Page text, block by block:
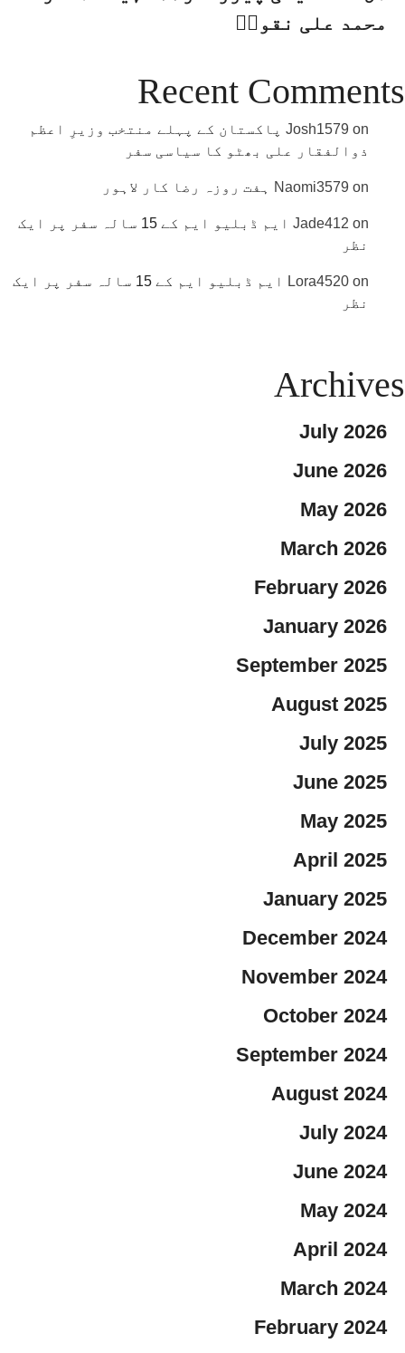
محمد علی نقویؒ
Recent Comments
Josh1579 on
پاکستان کے پہلے منتخب وزیرِ اعظم
ذوالفقار علی بھٹو کا سیاسی سفر
Naomi3579 on ہفت روزہ رضا کار لاہور
Jade412 on
ایم ڈبلیو ایم کے 15 سالہ سفر پر ایک
نظر
Lora4520 on
ایم ڈبلیو ایم کے 15 سالہ سفر پر ایک
نظر
Archives
July 2026
June 2026
May 2026
March 2026
February 2026
January 2026
September 2025
August 2025
July 2025
June 2025
May 2025
April 2025
January 2025
December 2024
November 2024
October 2024
September 2024
August 2024
July 2024
June 2024
May 2024
April 2024
March 2024
February 2024